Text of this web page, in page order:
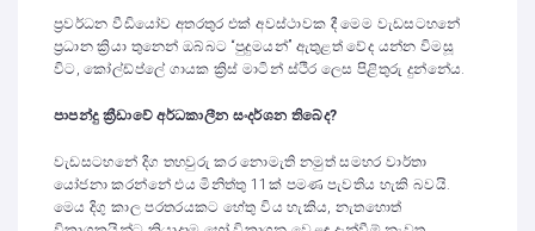
ප්‍රවර්ධන වීඩියෝව අතරතුර එක් අවස්ථාවක දී මෙම වැඩසටහනේ
ප්‍රධාන ක්‍රියා තුනෙන් ඔබ්බට “පුදුමයන්” ඇතුළත් වේද යන්න විමසූ
විට, කෝල්ඩ්ප්ලේ ගායක ක්‍රිස් මාටින් ස්ථිර ලෙස පිළිතුරු දුන්නේය.
පාපන්දු ක්‍රීඩාවේ අර්ධකාලීන සංදර්ශන තිබේද?
වැඩසටහනේ දිග තහවුරු කර නොමැති නමුත් සමහර වාර්තා
යෝජනා කරන්නේ එය මිනිත්තු 11ක් පමණ පැවතිය හැකි බවයි.
මෙය දිගු කාල පරතරයකට හේතු විය හැකිය, නැතහොත්